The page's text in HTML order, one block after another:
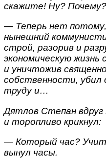
скажите! Ну? Почему?
— Теперь нет
нынешний
строй, разорив и
экономическую жизнь
и уничтожив
собственности, убил
труду и…
Дятлов Степан вдруг
и торопливо крикнул:
— Который час?
вынул часы.